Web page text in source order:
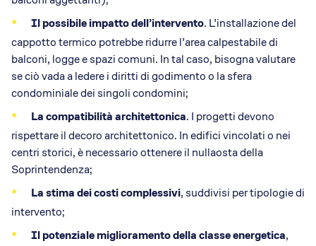
Il possibile impatto dell’intervento. L’installazione del
cappotto termico potrebbe ridurre l’area calpestabile di
balconi, logge e spazi comuni. In tal caso, bisogna valutare
se ciò vada a ledere i diritti di godimento o la sfera
condominiale dei singoli condomini;
La compatibilità architettonica. I progetti devono
rispettare il decoro architettonico. In edifici vincolati o nei
centri storici, è necessario ottenere il nullaosta della
Soprintendenza;
La stima dei costi complessivi, suddivisi per tipologie di
intervento;
Il potenziale miglioramento della classe energetica,